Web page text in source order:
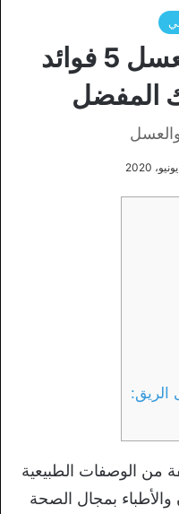
فوائد الليمون والعسل 5 فوائد
المفضل
والعسل
الريق:
من الوصفات الطبيعية
بمجال الصحة